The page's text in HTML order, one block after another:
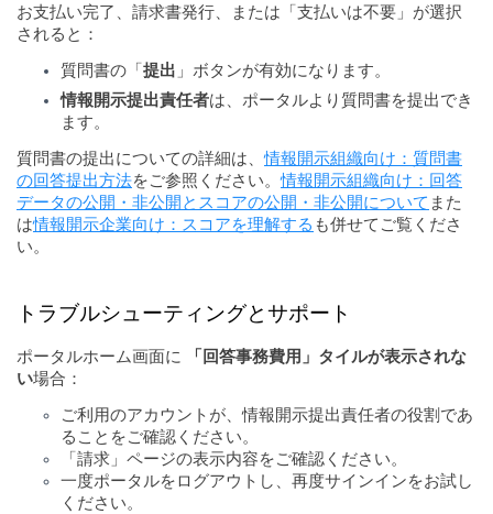
お支払い完了、請求書発行、または「支払いは不要」が選択
されると：
質問書の「提出 」ボタンが有効になります。
情報開示提出責任者は、ポータルより質問書を提出でき
ます。
質問書の提出についての詳細は、情報開示組織向け：質問書
の回答提出方法をご参照ください。情報開示組織向け：回答
データの公開・非公開とスコアの公開・非公開について また
は情報開示企業向け：スコアを理解する も併せてご覧くださ
い。
トラブルシューティングとサポート
ポータルホーム画面に
「回答事務費用」タイルが表示されな
い場合：
ご利用のアカウントが、情報開示提出責任者の役割であ
ることをご確認ください。
「請求」ページの表示内容をご確認ください。
一度ポータルをログアウトし、再度サインインをお試し
ください。